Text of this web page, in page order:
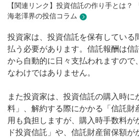
【関連リンク】投資信託の作り手とは？
海老澤界の投信コラム
投資家は、投資信託を保有している
払う必要があります。信託報酬は信
から自動的に日々支払われますので
なわけではありません。
また投資家は、投資信託の購入時に
料」、解約する際にかかる「信託財
用も負担しますが、購入時手数料が
ド投資信託」や、信託財産留保額が